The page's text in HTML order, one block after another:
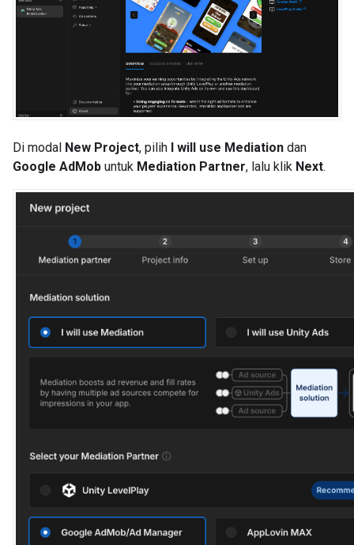
Di modal New Project, pilih I will use Mediation dan
Google AdMob untuk Mediation Partner, lalu klik Next.